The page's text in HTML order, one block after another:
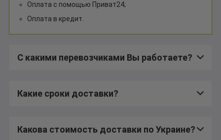
Оплата с помощью Приват24;
Оплата в кредит.
С какими перевозчиками Вы работаете?
Какие сроки доставки?
Какова стоимость доставки по Украине?